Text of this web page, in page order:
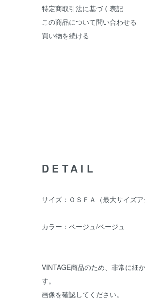
特定商取引法に基づく表記
この商品について問い合わせる
買い物を続ける
DETAIL
サイズ：ＯＳＦＡ（最大サイズア
カラー：ベージュ/ベージュ
VINTAGE商品のため、非常に細
す。
画像を確認してください。